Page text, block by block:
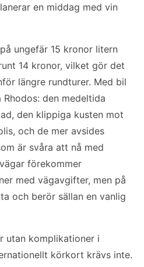
en middag med vin
ungefär 15 kronor litern
14 kronor, vilket gör det
längre rundturer. Med bil
den medeltida
den klippiga kusten mot
och de mer avsides
är svåra att nå med
förekommer
med vägavgifter, men på
och berör sällan en vanlig
utan komplikationer i
körkort krävs inte.